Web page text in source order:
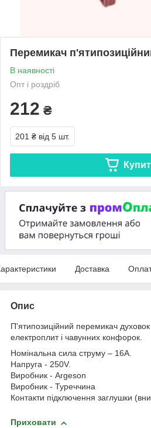
Перемикач
В наявності
Опт і роздріб
212 ₴
201 ₴ від 5 шт.
Доставка
Опис
П'ятипозиційний перемикач
електроплит і чавунних конфорок.
Номінальна сила струму – 16A.
Напруга - 250V.
Виробник - Argeson
Виробник - Туреччина
Контакти підключення заглушки
Приховати